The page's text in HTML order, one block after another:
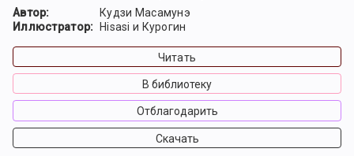
Автор:
Кудзи Масамунэ
Иллюстратор:
Hisasi и Курогин
Читать
В библиотеку
Отблагодарить
Скачать